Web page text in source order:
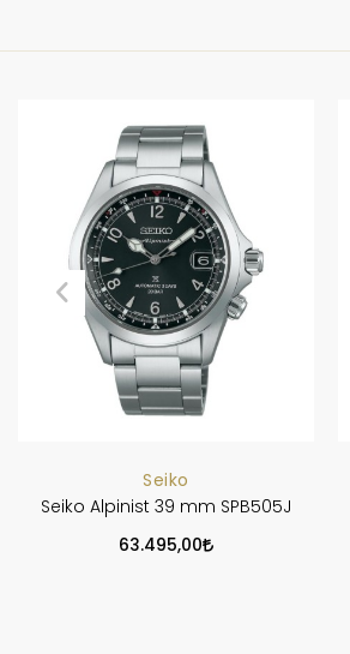
Seiko
Seiko Alpinist 39 mm SPB505J
63.495,00